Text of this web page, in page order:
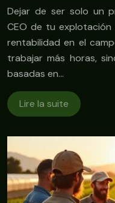
Dejar de ser solo un
CEO de tu explotación
rentabilidad en el
trabajar más horas,
basadas en…
Lire la suite